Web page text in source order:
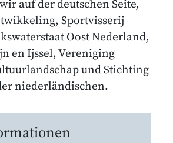
auf der deutschen Seite,
Sportvisserij
Oost Nederland,
en Ijssel, Vereniging
und Stichting
niederländischen.